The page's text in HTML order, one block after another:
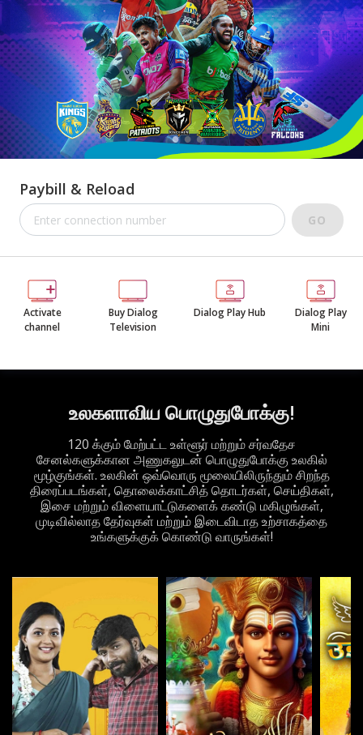
Paybill & Reload
GO
Activate
channel
Buy Dialog
Television
Dialog Play Hub
Dialog Play
Mini
உலகளாவிய பொழுதுபோக்கு!
120 க்கும் மேற்பட்ட உள்ளூர் மற்றும் சர்வதேச
சேனல்களுக்கான அணுகலுடன் பொழுதுபோக்கு உலகில்
மூழ்குங்கள். உலகின் ஒவ்வொரு மூலையிலிருந்தும் சிறந்த
திரைப்படங்கள், தொலைக்காட்சித் தொடர்கள், செய்திகள்,
இசை மற்றும் விளையாட்டுகளைக் கண்டு மகிழுங்கள்,
முடிவில்லாத தேர்வுகள் மற்றும் இடைவிடாத உற்சாகத்தை
உங்களுக்குக் கொண்டு வாருங்கள்!